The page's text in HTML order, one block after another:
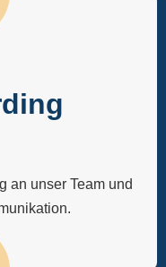
an unser Team und